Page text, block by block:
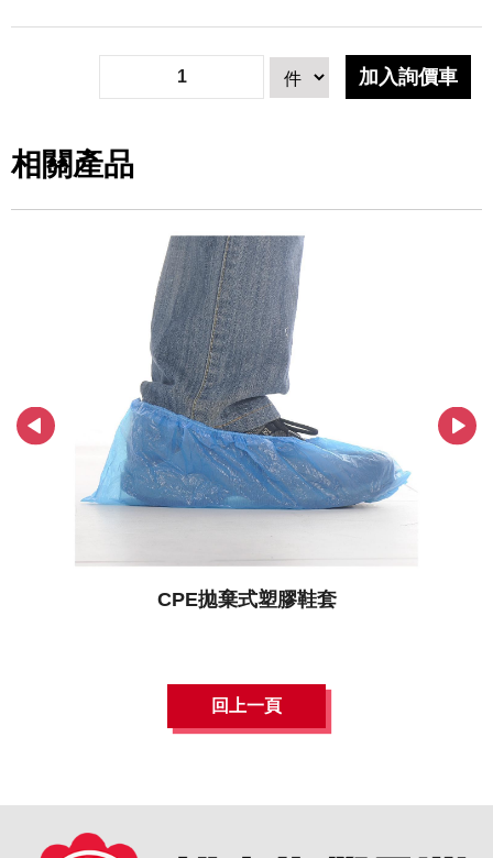
相關產品
CPE拋棄式塑膠鞋套
回上一頁